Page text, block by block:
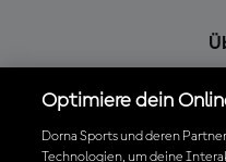
Optimiere dein
Dorna Sports und deren
Technologien, um deine